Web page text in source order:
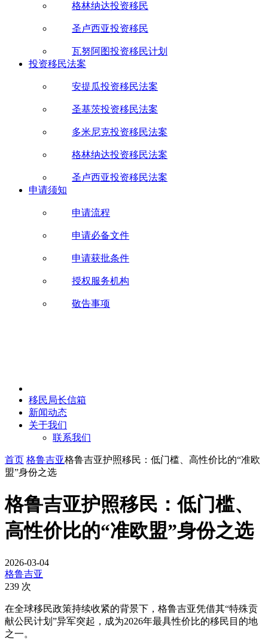
格林纳达投资移民
圣卢西亚投资移民
瓦努阿图投资移民计划
投资移民法案
安提瓜投资移民法案
圣基茨投资移民法案
多米尼克投资移民法案
格林纳达投资移民法案
圣卢西亚投资移民法案
申请须知
申请流程
申请必备文件
申请获批条件
授权服务机构
敬告事项
移民局长信箱
新闻动态
关于我们
联系我们
首页 格鲁吉亚格鲁吉亚护照移民：低门槛、高性价比的“准欧
盟”身份之选
格鲁吉亚护照移民：低门槛、
高性价比的“准欧盟”身份之选
2026-03-04
格鲁吉亚
239 次
在全球移民政策持续收紧的背景下，格鲁吉亚凭借其“特殊贡
献公民计划”异军突起，成为2026年最具性价比的移民目的地
之一。